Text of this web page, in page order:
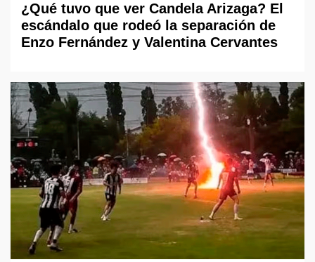
¿Qué tuvo que ver Candela Arizaga? El
escándalo que rodeó la separación de
Enzo Fernández y Valentina Cervantes